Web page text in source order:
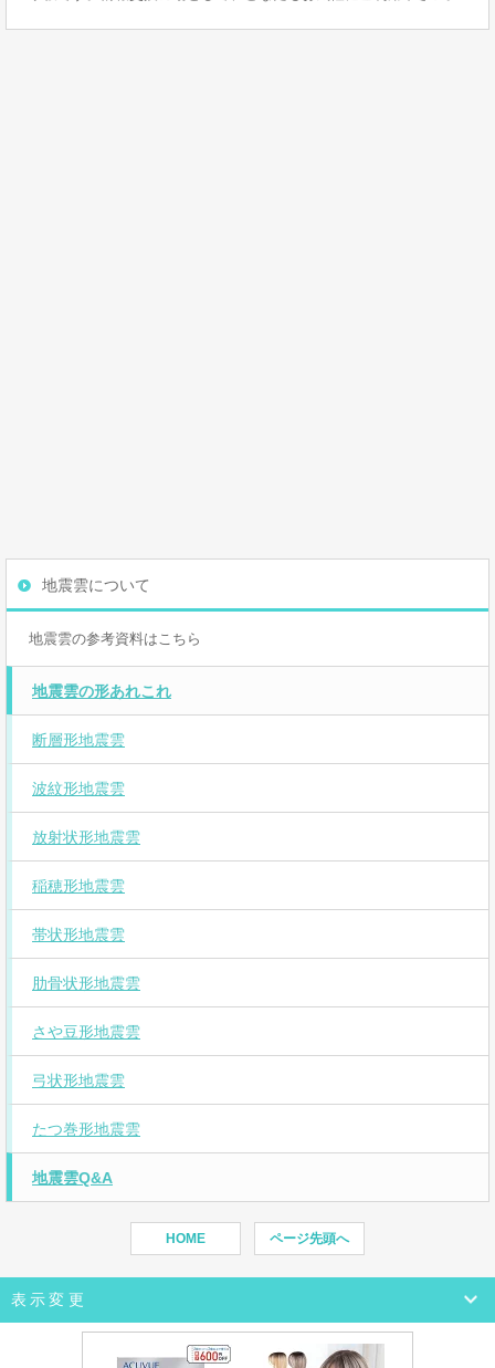
地震雲について
地震雲の参考資料はこちら
地震雲の形あれこれ
断層形地震雲
波紋形地震雲
放射状形地震雲
稲穂形地震雲
帯状形地震雲
肋骨状形地震雲
さや豆形地震雲
弓状形地震雲
たつ巻形地震雲
地震雲Q&A
HOME ページ先頭へ
表示変更